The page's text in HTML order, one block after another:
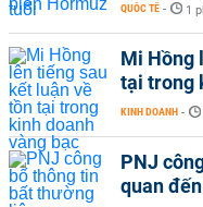
QUỐC TẾ - 1
Mi Hồng
tại trong
KINH DOANH -
PNJ
quan